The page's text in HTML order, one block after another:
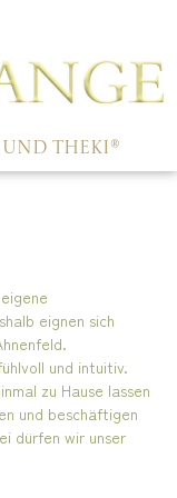
UND THEKI®
eignen sich
und intuitiv.
zu Hause lassen
und beschäftigen
dürfen wir unser